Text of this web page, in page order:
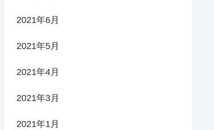
2021年6月
2021年5月
2021年4月
2021年3月
2021年1月